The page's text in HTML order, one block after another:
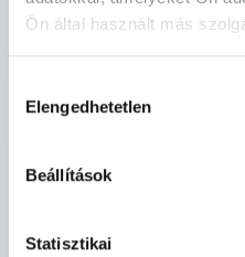
Ön által használt más
kiválasztása
Elengedhetetlen
Beállítások
Statisztikai